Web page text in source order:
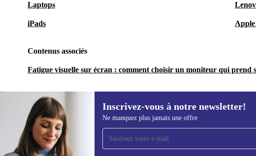
Laptops
iPads
Contenus associés
Fatigue visuelle sur écran : comment choisir un moniteur qui prend
Inscrivez-vous à notre newsletter!
Ne manquez plus jamais une offre
Recevoir offres et infos de
refurbed par mail